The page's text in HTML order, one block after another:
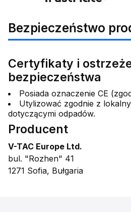
Bezpieczeństwo
Certyfikaty i
bezpieczeństwa
Posiada oznaczenie CE
Utylizować zgodnie z
dotyczącymi odpadów.
Producent
V-TAC Europe Ltd.
bul. "Rozhen" 41
1271 Sofia, Bułgaria